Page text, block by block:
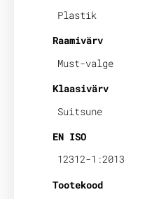
Plastik
Raamivärv
Must-valge
Klaasivärv
Suitsune
EN ISO
12312-1:2013
Tootekood